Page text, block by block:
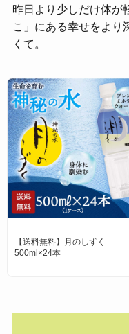
昨日より少しだけ体が
こ」にある幸せをより
くて。
【送料無料】月のしずく
500ml×24本